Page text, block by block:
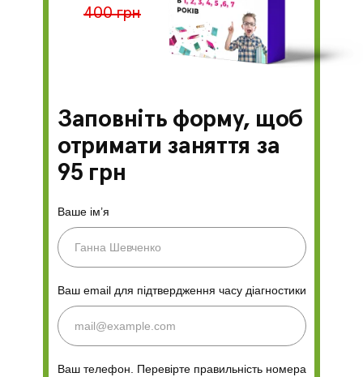
400 грн
Заповніть форму, щоб
отримати заняття за
95 грн
Ваше ім’я
Ваш email для підтвердження часу діагностики
Ваш телефон. Перевірте правильність номера